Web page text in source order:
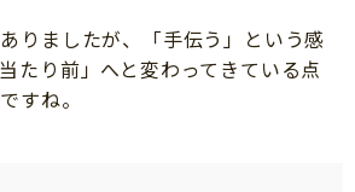
りましたが、「手伝う」という感
たり前」へと変わってきている点
すね。